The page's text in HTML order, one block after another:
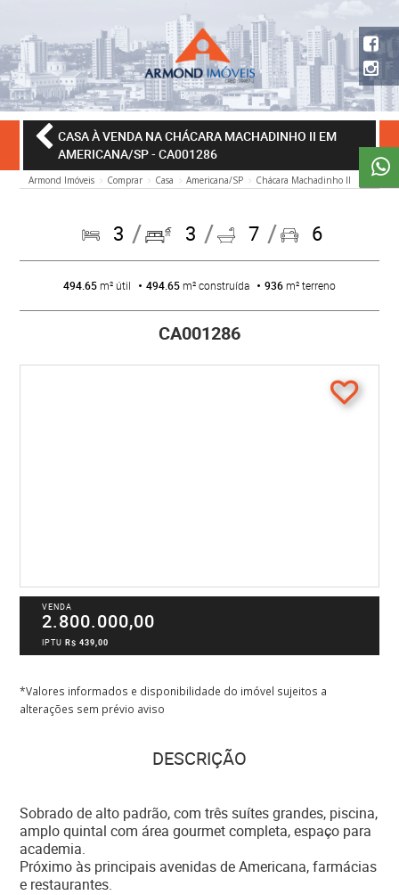
CASA À VENDA NA CHÁCARA MACHADINHO II EM
AMERICANA/SP- CA001286
Armond Imóveis Comprar Casa Americana/SP Chácara Machadinho II
3 3 7 6
494.65m² útil 494.65m² construída 936m² terreno
CA001286
VENDA
2.800.000,00
IPTUR$ 439,00
*Valores informados e disponibilidade do imóvel sujeitos a
alterações sem prévio aviso
DESCRIÇÃO
Sobrado de alto padrão, com três suítes grandes, piscina,
amplo quintal com área gourmet completa, espaço para
academia.
Próximo às principais avenidas de Americana, farmácias
e restaurantes.